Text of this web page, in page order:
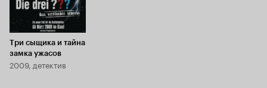
Три сыщика и тайна
замка ужасов
2009, детектив